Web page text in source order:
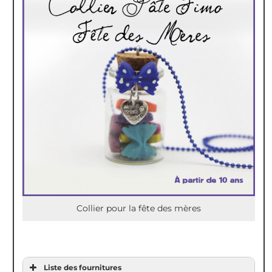
A l’aide d’une perforatrice faites 4 petits trous. Si vous
n’avez pas de perforatrice, pensez à faire les trous avant la
cuisson. Coupez 30 cm de biais liberty et passez le dans les
trous. Et voilà votre bracelet est terminé Vous pouvez
éventuellement ajouter un rivet de chaque côté.
Collier pour la fête des mères
Liste des fournitures